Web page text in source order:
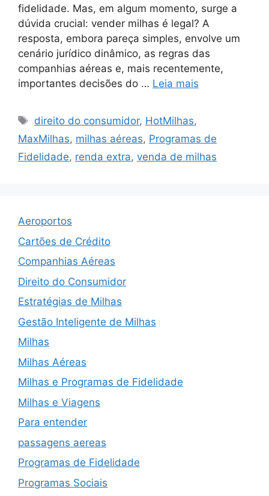
fidelidade. Mas, em algum momento, surge a
dúvida crucial: vender milhas é legal? A
resposta, embora pareça simples, envolve um
cenário jurídico dinâmico, as regras das
companhias aéreas e, mais recentemente,
importantes decisões do … Leia mais
Tags
direito do consumidor, HotMilhas,
MaxMilhas, milhas aéreas, Programas de
Fidelidade, renda extra, venda de milhas
Aeroportos
Cartões de Crédito
Companhias Aéreas
Direito do Consumidor
Estratégias de Milhas
Gestão Inteligente de Milhas
Milhas
Milhas Aéreas
Milhas e Programas de Fidelidade
Milhas e Viagens
Para entender
passagens aereas
Programas de Fidelidade
Programas Sociais